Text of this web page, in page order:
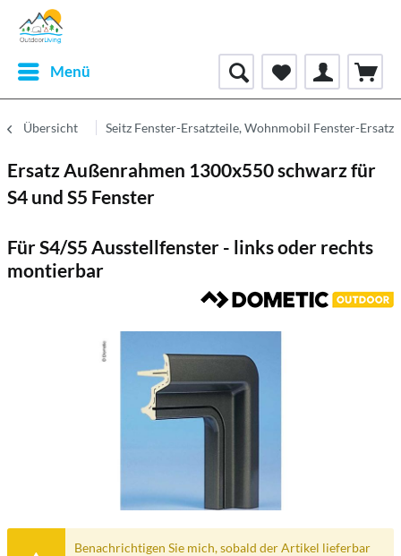
Menü
Übersicht Seitz Fenster-Ersatzteile, Wohnmobil Fenster-
Ersatz Außenrahmen 1300x550 schwarz für
S4 und S5 Fenster
Für S4/S5 Ausstellfenster - links oder rechts
montierbar
Benachrichtigen Sie mich, sobald der Artikel lieferbar